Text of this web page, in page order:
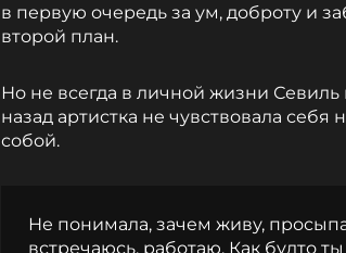
в первую очередь за ум, доброту и
второй план.
Но не всегда в личной жизни Севиль
назад артистка не чувствовала
собой.
Не понимала, зачем живу,
встречаюсь, работаю. Как будто